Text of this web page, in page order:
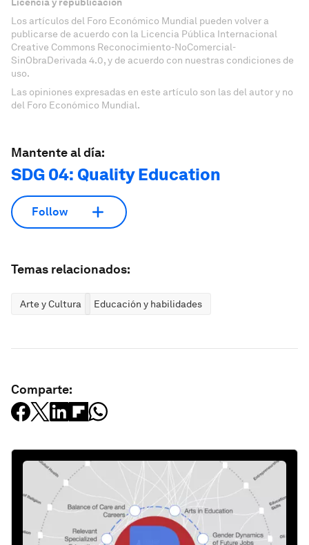
Los artículos del Foro Económico Mundial pueden volver a
publicarse de acuerdo con la Licencia Pública Internacional
Creative Commons Reconocimiento-NoComercial-
SinObraDerivada 4.0, y de acuerdo con nuestras condiciones de
uso.
Las opiniones expresadas en este artículo son las del autor y no
del Foro Económico Mundial.
Mantente al día:
SDG 04: Quality Education
Follow
Temas relacionados:
Arte y Cultura Educación y habilidades
Comparte: